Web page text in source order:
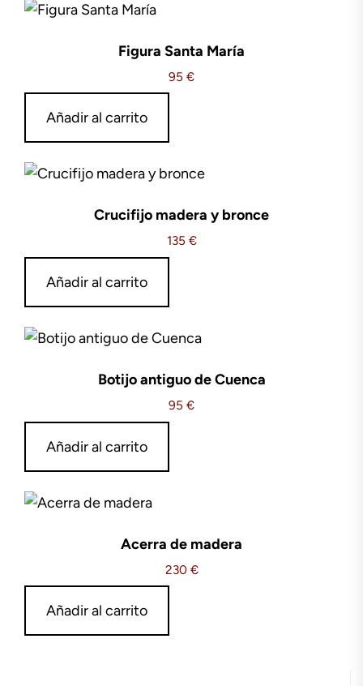
Figura Santa María
95 €
Añadir al carrito
Crucifijo madera y bronce
135 €
Añadir al carrito
Botijo antiguo de Cuenca
95 €
Añadir al carrito
Acerra de madera
230 €
Añadir al carrito